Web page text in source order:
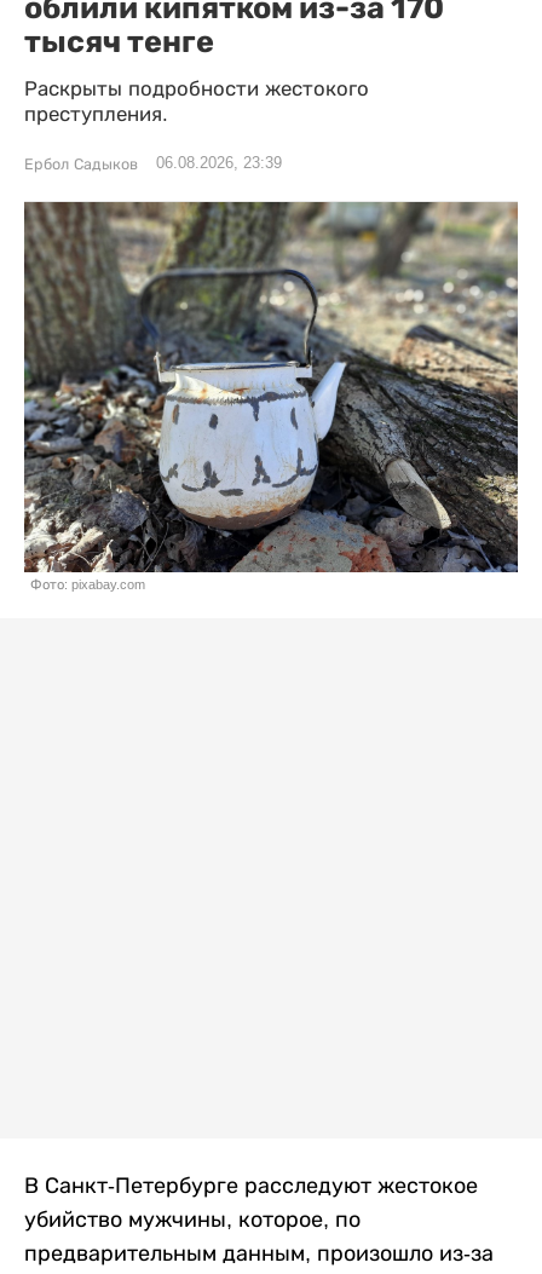
облили кипятком из-за 170
тысяч тенге
Раскрыты подробности жестокого
преступления.
Ербол Садыков 06.08.2026, 23:39
Фото: pixabay.com
В Санкт-Петербурге расследуют жестокое
убийство мужчины, которое, по
предварительным данным, произошло из-за